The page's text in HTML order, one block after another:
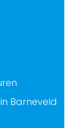
Barneveld